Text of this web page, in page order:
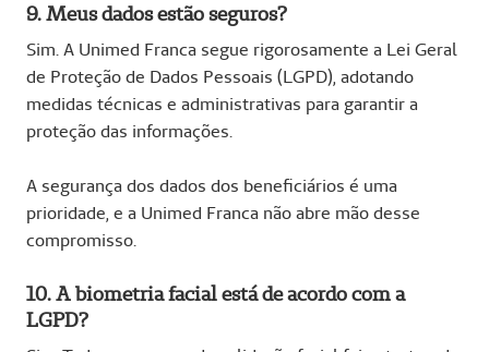
9. Meus dados estão seguros?
Sim. A Unimed Franca segue rigorosamente a Lei Geral
de Proteção de Dados Pessoais (LGPD), adotando
medidas técnicas e administrativas para garantir a
proteção das informações.
A segurança dos dados dos beneficiários é uma
prioridade, e a Unimed Franca não abre mão desse
compromisso.
10. A biometria facial está de acordo com a
LGPD?